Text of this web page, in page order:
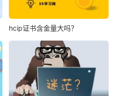
hcip证书含金量大吗？